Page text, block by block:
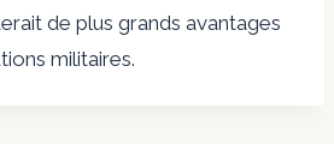
de plus grands avantages
militaires.